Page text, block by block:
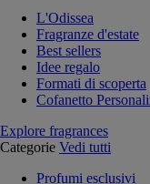
L'Odissea
Fragranze d'estate
Best sellers
Idee regalo
Formati di scoperta
Cofanetto
Explore fragrances
Categorie Vedi tutti
Profumi esclusivi